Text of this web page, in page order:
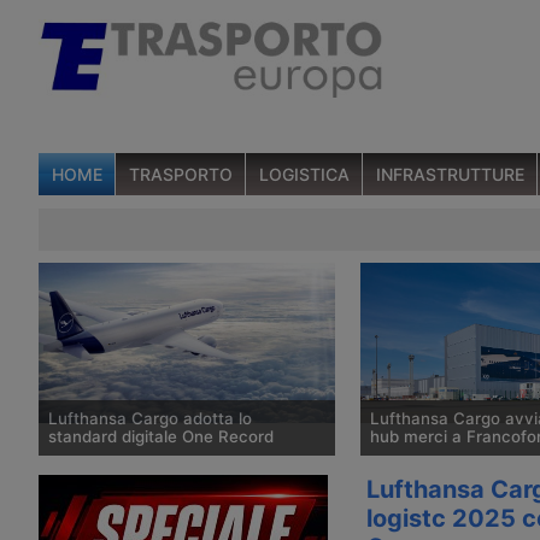
HOME TRASPORTO LOGISTICA INFRASTRUTTURE
Lufthansa Cargo adotta lo
standard digitale One Record
Lufthansa Cargo, insieme con
WiseTech Global e Ibs Software, ha
completato il primo scambio di dati
Lufthansa Cargo
hub merci a
del progetto LCCevo
di Francoforte da 600
Lufthansa
logistc 2025